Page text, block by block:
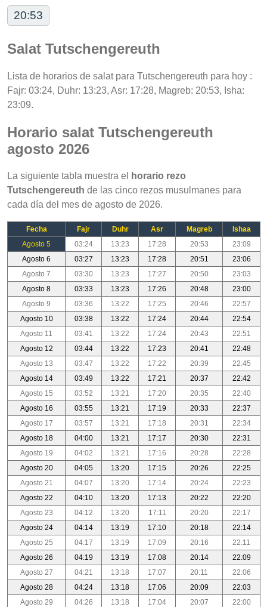
20:53
Salat Tutschengereuth
Lista de horarios de salat para Tutschengereuth para hoy :
Fajr: 03:24, Duhr: 13:23, Asr: 17:28, Magreb: 20:53, Isha:
23:09.
Horario salat Tutschengereuth
agosto 2026
La siguiente tabla muestra el
horario rezo
Tutschengereuth de las cinco rezos musulmanes para
cada día del mes de agosto de 2026.
Fecha Fajr Duhr Asr Magreb
Ishaa
Agosto 5
03:24 13:23 17:28 20:53
23:09
Agosto 6
03:27 13:23 17:28 20:51
23:06
Agosto 7
03:30 13:23 17:27 20:50
23:03
Agosto 8
03:33 13:23 17:26 20:48
23:00
Agosto 9
03:36 13:22 17:25 20:46
22:57
Agosto 10
03:38 13:22 17:24 20:44
22:54
Agosto 11
03:41 13:22 17:24 20:43
22:51
Agosto 12
03:44 13:22 17:23 20:41
22:48
Agosto 13
03:47 13:22 17:22 20:39
22:45
Agosto 14
03:49 13:22 17:21 20:37
22:42
Agosto 15
03:52 13:21 17:20 20:35
22:40
Agosto 16
03:55 13:21 17:19 20:33
22:37
Agosto 17
03:57 13:21 17:18 20:31
22:34
Agosto 18
04:00 13:21 17:17 20:30
22:31
Agosto 19
04:02 13:21 17:16 20:28
22:28
Agosto 20
04:05 13:20 17:15 20:26
22:25
Agosto 21
04:07 13:20 17:14 20:24
22:23
Agosto 22
04:10 13:20 17:13 20:22
22:20
Agosto 23
04:12 13:20 17:11 20:20
22:17
Agosto 24
04:14 13:19 17:10 20:18
22:14
Agosto 25
04:17 13:19 17:09 20:16
22:11
Agosto 26
04:19 13:19 17:08 20:14
22:09
Agosto 27
04:21 13:18 17:07 20:11
22:06
Agosto 28
04:24 13:18 17:06 20:09
22:03
Agosto 29
04:26 13:18 17:04 20:07
22:00